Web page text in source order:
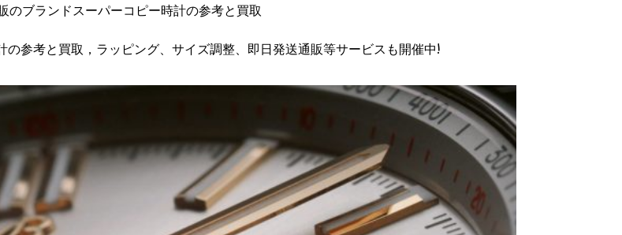
のブランドスーパーコピー時計の参考と買取
参考と買取，ラッピング、サイズ調整、即日発送通販等サービスも開催中!